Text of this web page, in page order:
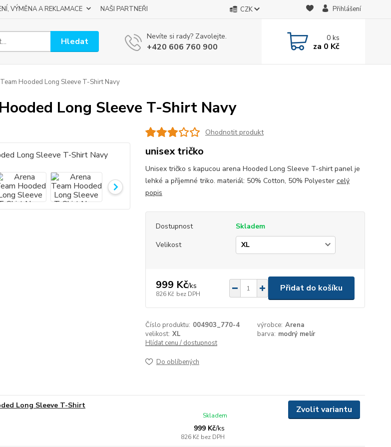
VÝMĚNA A REKLAMACE NAŠI PARTNEŘI CZK Přihlášení
Hledat Nevíte si rady? Zavolejte.
+420 606 760 900
0ks
za 0 Kč
Hooded Long Sleeve T-Shirt Navy
Long Sleeve T-Shirt Navy
Ohodnotit produkt
unisex tričko
Unisex tričko s kapucou arena Hooded Long Sleeve T-shirt panel je
lehké a příjemné triko. materiál: 50% Cotton, 50% Polyester celý
popis
Dostupnost
Skladem
Velikost
999 Kč/ks
826 Kč bez DPH
Přidat do košíku
Číslo produktu: 004903_770-4 výrobce: Arena
velikost: XL barva: modrý melír
Hlídat cenu / dostupnost
Do oblíbených
Long Sleeve T-Shirt
999 Kč/ks
826 Kč bez DPH
Skladem
Zvolit variantu